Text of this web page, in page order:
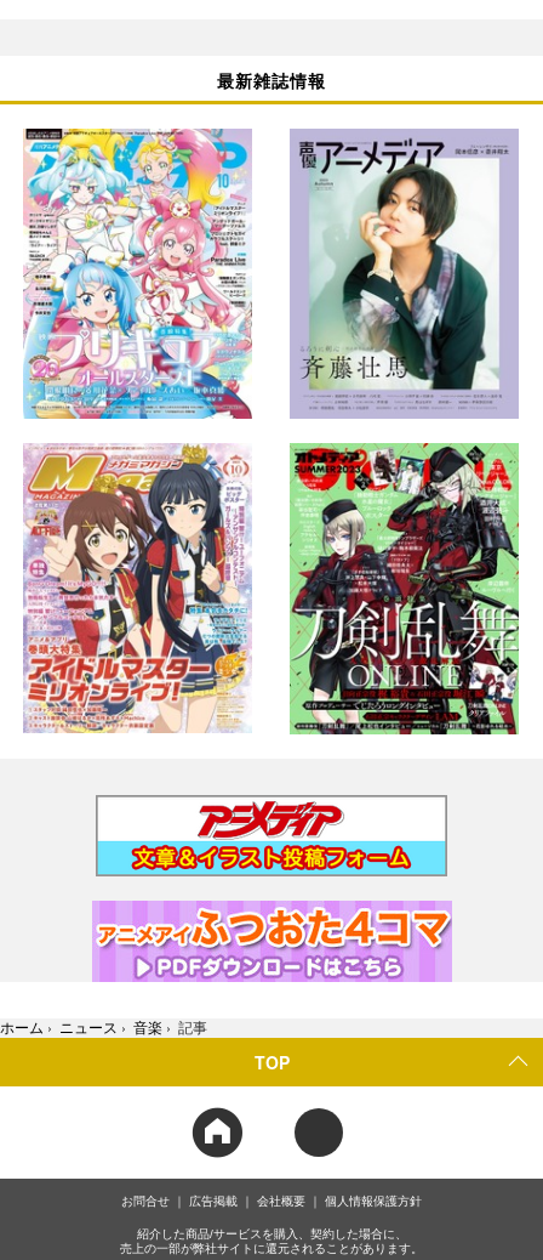
最新雑誌情報
ホーム › ニュース › 音楽 › 記事
TOP
お問合せ 広告掲載 会社概要 個人情報保護方針
紹介した商品/サービスを購入、契約した場合に、
売上の一部が弊社サイトに還元されることがあります。